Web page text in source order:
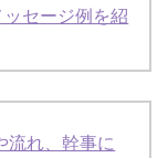
セージ例を紹
流れ、幹事に